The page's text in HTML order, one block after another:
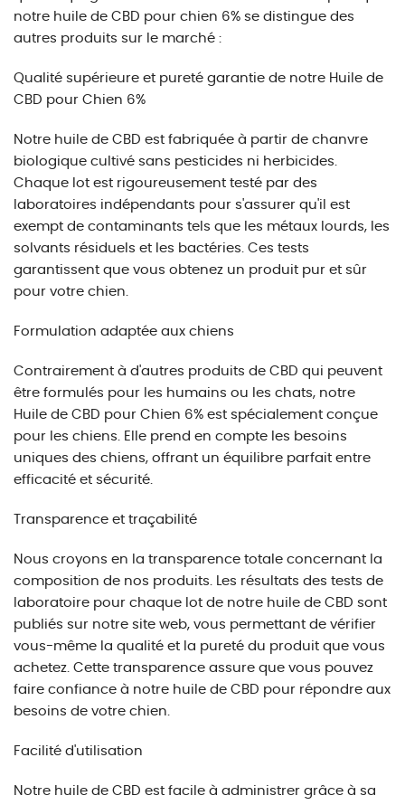
notre huile de CBD pour chien 6% se distingue des
autres produits sur le marché :
Qualité supérieure et pureté garantie de notre Huile de
CBD pour Chien 6%
Notre huile de CBD est fabriquée à partir de chanvre
biologique cultivé sans pesticides ni herbicides.
Chaque lot est rigoureusement testé par des
laboratoires indépendants pour s'assurer qu'il est
exempt de contaminants tels que les métaux lourds, les
solvants résiduels et les bactéries. Ces tests
garantissent que vous obtenez un produit pur et sûr
pour votre chien.
Formulation adaptée aux chiens
Contrairement à d'autres produits de CBD qui peuvent
être formulés pour les humains ou les chats, notre
Huile de CBD pour Chien 6% est spécialement conçue
pour les chiens. Elle prend en compte les besoins
uniques des chiens, offrant un équilibre parfait entre
efficacité et sécurité.
Transparence et traçabilité
Nous croyons en la transparence totale concernant la
composition de nos produits. Les résultats des tests de
laboratoire pour chaque lot de notre huile de CBD sont
publiés sur notre site web, vous permettant de vérifier
vous-même la qualité et la pureté du produit que vous
achetez. Cette transparence assure que vous pouvez
faire confiance à notre huile de CBD pour répondre aux
besoins de votre chien.
Facilité d'utilisation
Notre huile de CBD est facile à administrer grâce à sa